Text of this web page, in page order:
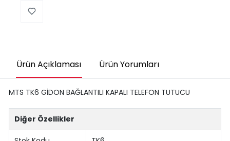
Ürün Açıklaması Ürün Yorumları
MTS TK6 GİDON BAĞLANTILI KAPALI TELEFON TUTUCU
Diğer Özellikler